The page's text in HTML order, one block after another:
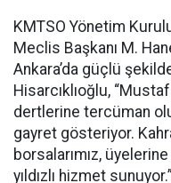
KMTSO Yönetim
Meclis Başkanı M.
Ankara’da güçlü
Hisarcıklıoğlu,
dertlerine tercüman
gayret gösteriyor.
borsalarımız,
yıldızlı hizmet